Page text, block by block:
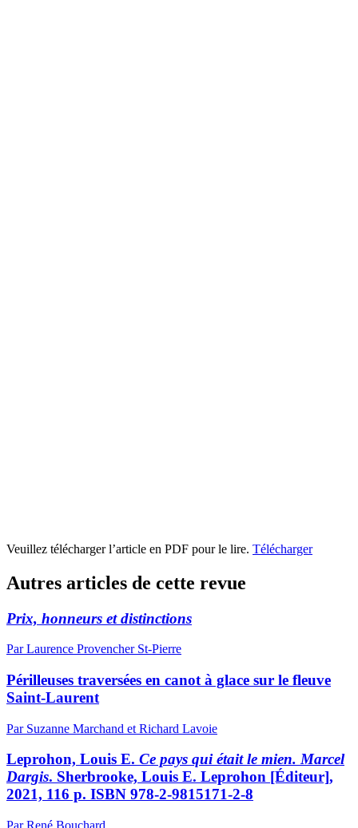
Veuillez télécharger l’article en PDF pour le lire. Télécharger
Autres articles de cette revue
Prix, honneurs et distinctions
Par Laurence Provencher St-Pierre
Périlleuses traversées en canot à glace sur le fleuve
Saint-Laurent
Par Suzanne Marchand et Richard Lavoie
Leprohon, Louis E. Ce pays qui était le mien. Marcel
Dargis. Sherbrooke, Louis E. Leprohon [Éditeur],
2021, 116 p. ISBN 978-2-9815171-2-8